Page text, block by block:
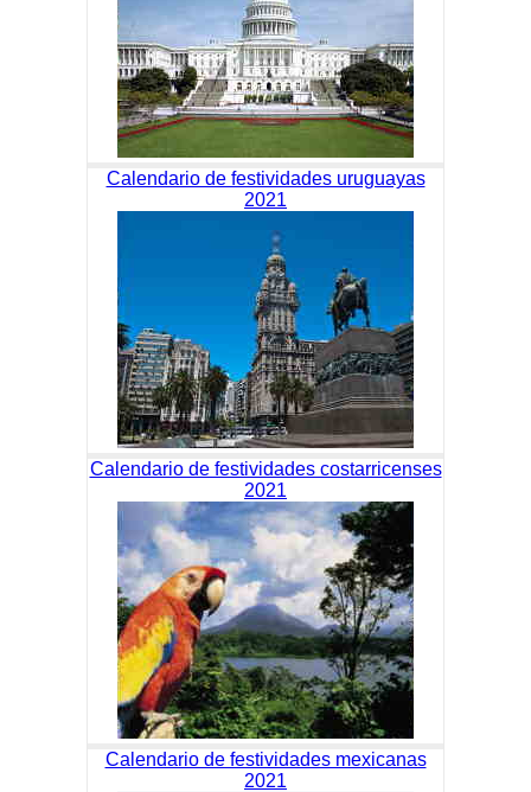
Calendario de festividades uruguayas
2021
Calendario de festividades costarricenses
2021
Calendario de festividades mexicanas
2021